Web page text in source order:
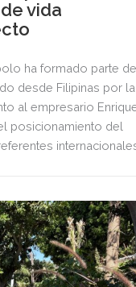
vida
ha formado parte
desde Filipinas por la
al empresario
posicionamiento del